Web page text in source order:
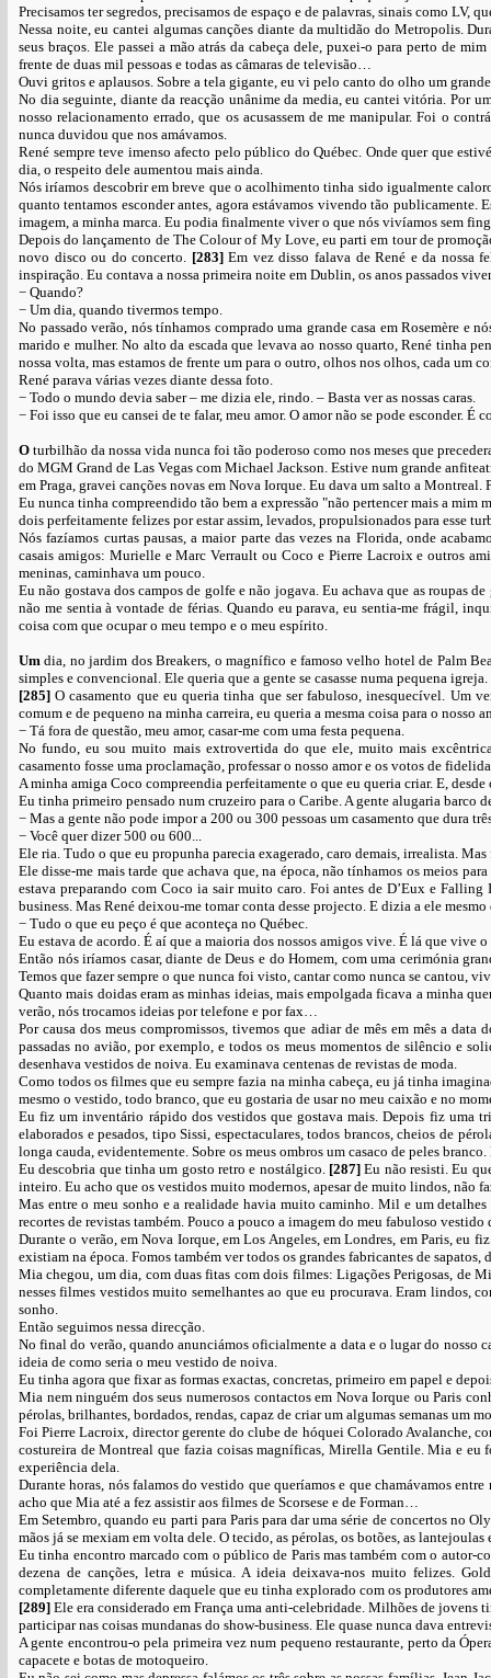
Precisamos ter segredos, precisamos de espaço e de palavras, sinais como LV,
Nessa noite, eu cantei algumas canções diante da multidão do Metropolis.
seus braços. Ele passei a mão atrás da cabeça dele, puxei-o para perto de
frente de duas mil pessoas e todas as câmaras de televisão…
Ouvi gritos e aplausos. Sobre a tela gigante, eu vi pelo canto do olho um
No dia seguinte, diante da reacção unânime da media, eu cantei vitória. Por
nosso relacionamento errado, que os acusassem de me manipular. Foi o
nunca duvidou que nos amávamos.
René sempre teve imenso afecto pelo público do Québec. Onde quer que
dia, o respeito dele aumentou mais ainda.
Nós iríamos descobrir em breve que o acolhimento tinha sido igualmente
quanto tentamos esconder antes, agora estávamos vivendo tão publicamente.
imagem, a minha marca. Eu podia finalmente viver o que nós vivíamos sem
Depois do lançamento de The Colour of My Love, eu parti em tour de
novo disco ou do concerto. [283]Em vez disso falava de René e da nossa
inspiração. Eu contava a nossa primeira noite em Dublin, os anos passados
− Quando?
− Um dia, quando tivermos tempo.
No passado verão, nós tínhamos comprado uma grande casa em Rosemère e
marido e mulher. No alto da escada que levava ao nosso quarto, René tinha
nossa volta, mas estamos de frente um para o outro, olhos nos olhos, cada um
René parava várias vezes diante dessa foto.
− Todo o mundo devia saber – me dizia ele, rindo. – Basta ver as nossas caras.
− Foi isso que eu cansei de te falar, meu amor. O amor não se pode esconder. É
O turbilhão da nossa vida nunca foi tão poderoso como nos meses que
do MGM Grand de Las Vegas com Michael Jackson. Estive num grande
em Praga, gravei canções novas em Nova Iorque. Eu dava um salto a
Eu nunca tinha compreendido tão bem a expressão "não pertencer mais a mim
dois perfeitamente felizes por estar assim, levados, propulsionados para esse
Nós fazíamos curtas pausas, a maior parte das vezes na Florida, onde
casais amigos: Murielle e Marc Verrault ou Coco e Pierre Lacroix e outros
meninas, caminhava um pouco.
Eu não gostava dos campos de golfe e não jogava. Eu achava que as roupas
não me sentia à vontade de férias. Quando eu parava, eu sentia-me frágil,
coisa com que ocupar o meu tempo e o meu espírito.
Um dia, no jardim dos Breakers, o magnífico e famoso velho hotel de Palm
simples e convencional. Ele queria que a gente se casasse numa pequena
[285]O casamento que eu queria tinha que ser fabuloso, inesquecível. Um
comum e de pequeno na minha carreira, eu queria a mesma coisa para o nosso
− Tá fora de questão, meu amor, casar-me com uma festa pequena.
No fundo, eu sou muito mais extrovertida do que ele, muito mais
casamento fosse uma proclamação, professar o nosso amor e os votos de
A minha amiga Coco compreendia perfeitamente o que eu queria criar. E, desde
Eu tinha primeiro pensado num cruzeiro para o Caribe. A gente alugaria barco
− Mas a gente não pode impor a 200 ou 300 pessoas um casamento que dura
− Você quer dizer 500 ou 600...
Ele ria. Tudo o que eu propunha parecia exagerado, caro demais, irrealista.
Ele disse-me mais tarde que achava que, na época, não tínhamos os meios
estava preparando com Coco ia sair muito caro. Foi antes de D’Eux e
business. Mas René deixou-me tomar conta desse projecto. E dizia a ele
− Tudo o que eu peço é que aconteça no Québec.
Eu estava de acordo. É aí que a maioria dos nossos amigos vive. É lá que vive
Então nós iríamos casar, diante de Deus e do Homem, com uma cerimónia
Temos que fazer sempre o que nunca foi visto, cantar como nunca se cantou,
Quanto mais doidas eram as minhas ideias, mais empolgada ficava a minha
verão, nós trocamos ideias por telefone e por fax…
Por causa dos meus compromissos, tivemos que adiar de mês em mês a data
passadas no avião, por exemplo, e todos os meus momentos de silêncio e
desenhava vestidos de noiva. Eu examinava centenas de revistas de moda.
Como todos os filmes que eu sempre fazia na minha cabeça, eu já tinha
mesmo o vestido, todo branco, que eu gostaria de usar no meu caixão e no
Eu fiz um inventário rápido dos vestidos que gostava mais. Depois fiz uma
elaborados e pesados, tipo Sissi, espectaculares, todos brancos, cheios de
longa cauda, evidentemente. Sobre os meus ombros um casaco de peles
Eu descobria que tinha um gosto retro e nostálgico. [287]Eu não resisti. Eu
inteiro. Eu acho que os vestidos muito modernos, apesar de muito lindos, não
Mas entre o meu sonho e a realidade havia muito caminho. Mil e um
recortes de revistas também. Pouco a pouco a imagem do meu fabuloso
Durante o verão, em Nova Iorque, em Los Angeles, em Londres, em Paris, eu
existiam na época. Fomos também ver todos os grandes fabricantes de sapatos,
Mia chegou, um dia, com duas fitas com dois filmes: Ligações Perigosas, de
nesses filmes vestidos muito semelhantes ao que eu procurava. Eram lindos,
sonho.
Então seguimos nessa direcção.
No final do verão, quando anunciámos oficialmente a data e o lugar do nosso
ideia de como seria o meu vestido de noiva.
Eu tinha agora que fixar as formas exactas, concretas, primeiro em papel e
Mia nem ninguém dos seus numerosos contactos em Nova Iorque ou Paris
pérolas, brilhantes, bordados, rendas, capaz de criar um algumas semanas um
Foi Pierre Lacroix, director gerente do clube de hóquei Colorado Avalanche,
costureira de Montreal que fazia coisas magníficas, Mirella Gentile. Mia e eu
experiência dela.
Durante horas, nós falamos do vestido que queríamos e que chamávamos
acho que Mia até a fez assistir aos filmes de Scorsese e de Forman…
Em Setembro, quando eu parti para Paris para dar uma série de concertos no
mãos já se mexiam em volta dele. O tecido, as pérolas, os botões, as
Eu tinha encontro marcado com o público de Paris mas também com o autor-
dezena de canções, letra e música. A ideia deixava-nos muito felizes.
completamente diferente daquele que eu tinha explorado com os produtores
[289] Ele era considerado em França uma anti-celebridade. Milhões de jovens
participar nas coisas mundanas do show-business. Ele quase nunca dava
A gente encontrou-o pela primeira vez num pequeno restaurante, perto da
capacete e botas de motoqueiro.